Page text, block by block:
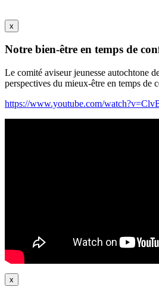
x
Notre bien-être en temps de
Le comité aviseur jeunesse autochtone
perspectives du mieux-être en temps de
https://www.youtube.com/
x